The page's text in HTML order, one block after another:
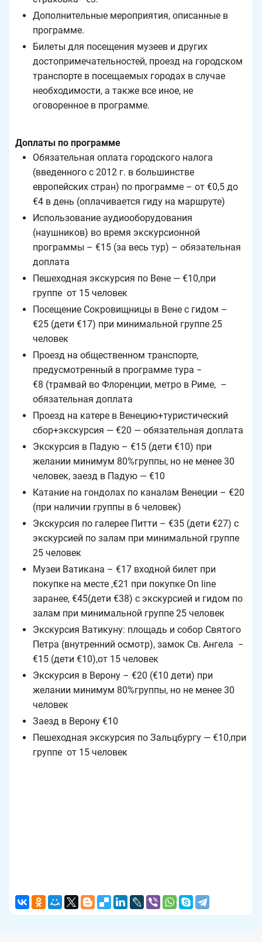
Дополнительные мероприятия, описанные в
программе.
Билеты для посещения музеев и других
достопримечательностей, проезд на городском
транспорте в посещаемых городах в случае
необходимости, а также все иное, не
оговоренное в программе.
Доплаты по программе
Обязательная оплата городского налога
(введенного с 2012 г. в большинстве
европейских стран) по программе – от €0,5 до
€4 в день (оплачивается гиду на маршруте)
Использование аудиооборудования
(наушников) во время экскурсионной
программы – €15 (за весь тур) – обязательная
доплата
Пешеходная экскурсия по Вене — €10,при
группе от 15 человек
Посещение Сокровищницы в Вене с гидом –
€25 (дети €17) при минимальной группе 25
человек
Проезд на общественном транспорте,
предусмотренный в программе тура −
€8 (трамвай во Флоренции, метро в Риме, –
обязательная доплата
Проезд на катере в Венецию+туристический
сбор+экскурсия — €20 — обязательная доплата
Экскурсия в Падую – €15 (дети €10) при
желании минимум 80%группы, но не менее 30
человек, заезд в Падую — €10
Катание на гондолах по каналам Венеции – €20
(при наличии группы в 6 человек)
Экскурсия по галерее Питти – €35 (дети €27) с
экскурсией по залам при минимальной группе
25 человек
Музеи Ватикана – €17 входной билет при
покупке на месте ,€21 при покупке On line
заранее, €45(дети €38) с экскурсией и гидом по
залам при минимальной группе 25 человек
Экскурсия Ватикуну: площадь и собор Святого
Петра (внутренний осмотр), замок Св. Ангела −
€15 (дети €10),от 15 человек
Экскурсия в Верону – €20 (€10 дети) при
желании минимум 80%группы, но не менее 30
человек
Заезд в Верону €10
Пешеходная экскурсия по Зальцбургу — €10,при
группе от 15 человек